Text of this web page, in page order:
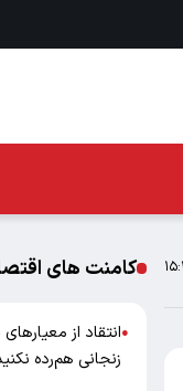
کامنت های
●انتقاد از
زنجانی هم‌رده